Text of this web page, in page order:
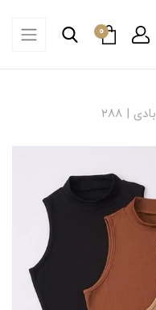
0
بادی | ۲88